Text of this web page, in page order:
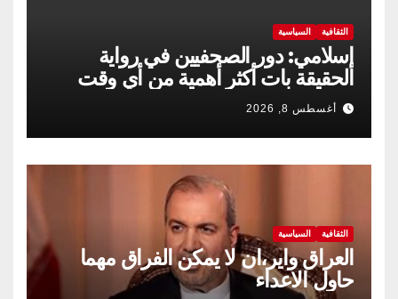
الثقافية السياسية
إسلامي: دور الصحفيين في رواية
الحقيقة بات أكثر أهمية من أي وقت
مضى
أغسطس 8, 2026
الثقافية السياسية
العراق واير،ان لا يمكن الفراق مهما
حاول الاعداء